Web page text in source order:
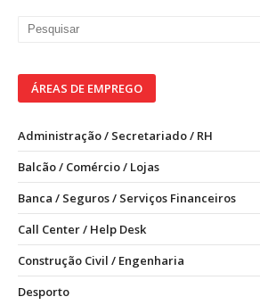
ÁREAS DE EMPREGO
Administração / Secretariado / RH
Balcão / Comércio / Lojas
Banca / Seguros / Serviços Financeiros
Call Center / Help Desk
Construção Civil / Engenharia
Desporto